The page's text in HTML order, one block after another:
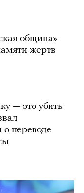
община»
жертв
— это убить
переводе